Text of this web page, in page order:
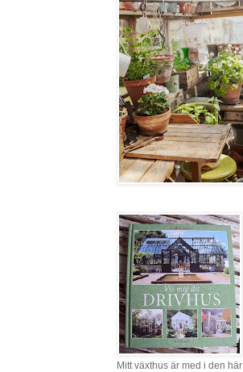
Mitt växthus är med i den här